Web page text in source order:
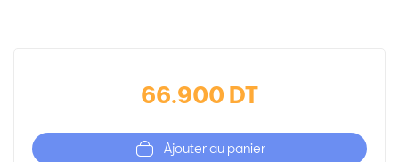
66.900 DT
Ajouter au panier